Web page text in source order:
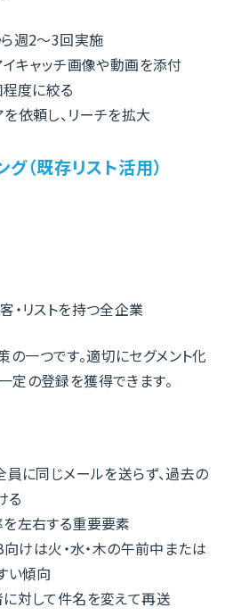
週2〜3回実施
イキャッチ画像や動画を添付
度に絞る
依頼し、リーチを拡大
（既存リスト活用）
・リストを持つ全企業
一つです。適切にセグメント化
定の登録を獲得できます。
員に同じメールを送らず、過去の
る
を左右する重要要素
けは火・水・木の午前中または
い傾向
に対して件名を変えて再送